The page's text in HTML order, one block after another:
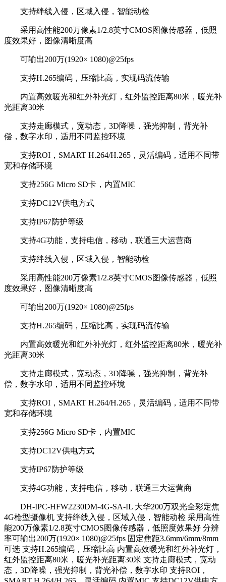
支持绊线入侵，区域入侵，智能动检
采用高性能200万像素1/2.8英寸CMOS图像传感器，低照
度效果好，图像清晰度高
可输出200万(1920× 1080)@25fps
支持H.265编码，压缩比高，实现码流传输
内置高效暖光和红外补光灯，红外监控距离80米，暖光补
光距离30米
支持走廊模式，宽动态，3D降噪，强光抑制，背光补
偿，数字水印，适用不同监控环境
支持ROI，SMART H.264/H.265，灵活编码，适用不同带
宽和存储环境
支持256G Micro SD卡，内置MIC
支持DC12V供电方式
支持IP67防护等级
支持4G功能，支持电信，移动，联通三大运营商
支持绊线入侵，区域入侵，智能动检
采用高性能200万像素1/2.8英寸CMOS图像传感器，低照
度效果好，图像清晰度高
可输出200万(1920× 1080)@25fps
支持H.265编码，压缩比高，实现码流传输
内置高效暖光和红外补光灯，红外监控距离80米，暖光补
光距离30米
支持走廊模式，宽动态，3D降噪，强光抑制，背光补
偿，数字水印，适用不同监控环境
支持ROI，SMART H.264/H.265，灵活编码，适用不同带
宽和存储环境
支持256G Micro SD卡，内置MIC
支持DC12V供电方式
支持IP67防护等级
支持4G功能，支持电信，移动，联通三大运营商
DH-IPC-HFW2230DM-4G-SA-IL 大华200万双光全彩定焦
4G枪型摄像机 支持绊线入侵，区域入侵，智能动检 采用高性
能200万像素1/2.8英寸CMOS图像传感器，低照度效果好 分辨
率可输出200万(1920× 1080)@25fps 固定焦距3.6mm/6mm/8mm
可选 支持H.265编码，压缩比高 内置高效暖光和红外补光灯，
红外监控距离80米，暖光补光距离30米 支持走廊模式，宽动
态，3D降噪，强光抑制，背光补偿，数字水印 支持ROI，